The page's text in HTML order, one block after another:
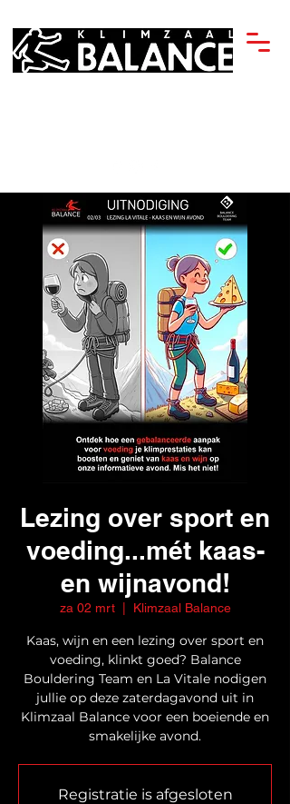
Lezing over sport en
voeding...mét kaas-
en wijnavond!
za 02 mrt
  |
Klimzaal Balance
Kaas, wijn en een lezing over sport en
voeding, klinkt goed? Balance
Bouldering Team en La Vitale nodigen
jullie op deze zaterdagavond uit in
Klimzaal Balance voor een boeiende en
smakelijke avond.
Registratie is afgesloten